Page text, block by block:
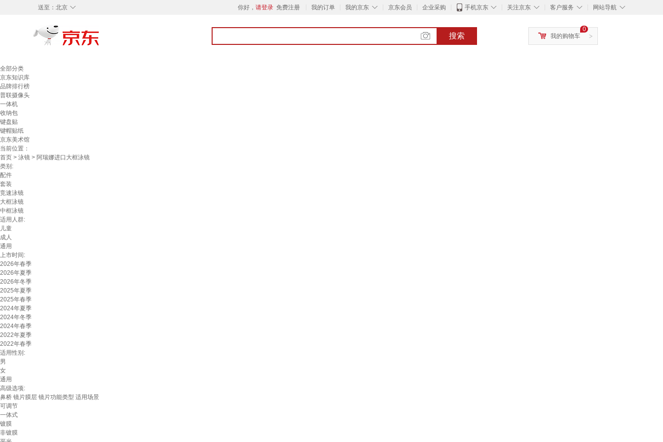
◇
送至： 北京 你好， 请登录 免费注册 我的订单 ◇
我的京东 京东会员 企业采购 ◇
手机京东 ◇
关注京东 ◇
客户服务 ◇
网站导航
搜索 >
0
我的购物车
全部分类
京东知识库
品牌排行榜
普联摄像头
一体机
收纳包
键盘贴
键帽贴纸
京东美术馆
当前位置：
首页 > 泳镜 > 阿瑞娜进口大框泳镜
类别:
配件
套装
竞速泳镜
大框泳镜
中框泳镜
适用人群:
儿童
成人
通用
上市时间:
2026年春季
2026年夏季
2026年冬季
2025年夏季
2025年春季
2024年夏季
2024年冬季
2024年春季
2022年夏季
2022年春季
适用性别:
男
女
通用
高级选项:
鼻桥 镜片膜层 镜片功能类型 适用场景
可调节
一体式
镀膜
非镀膜